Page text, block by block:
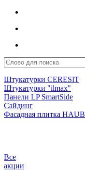
Штукатурки CERESIT
Штукатурки "ilmax"
Панели LP SmartSide
Сайдинг
Фасадная плитка
Все
акции